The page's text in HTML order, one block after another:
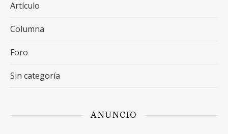
Artículo
Columna
Foro
Sin categoría
ANUNCIO